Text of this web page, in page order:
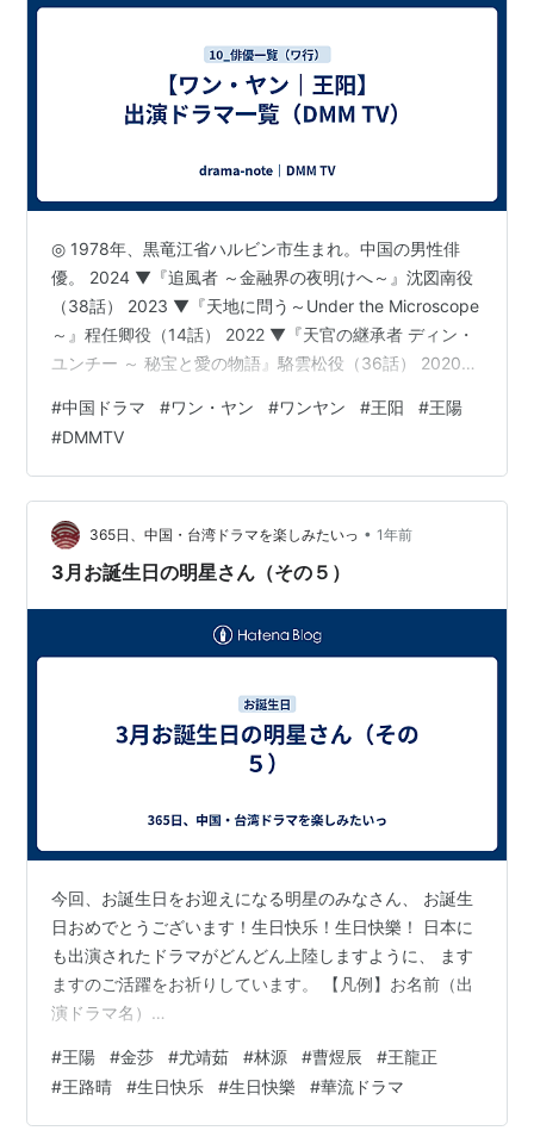
◎ 1978年、黒竜江省ハルビン市生まれ。中国の男性俳
優。 2024 ▼『追風者 ～金融界の夜明けへ～』沈図南役
（38話） 2023 ▼『天地に問う～Under the Microscope
～』程任卿役（14話） 2022 ▼『天官の継承者 ディン・
ユンチー ～ 秘宝と愛の物語』駱雲松役（36話） 2020
児、現る～』滕梓荆役（46話） （▼）の作品について
は、別ブログでレビューしています。公開年別記事一覧
はこちら
#中国ドラマ #ワン・ヤン #ワンヤン #王阳 #王陽
#DMMTV
365日、中国・台湾ドラマを楽しみたいっ • 1年前
3月お誕生日の明星さん（その５）
今回、お誕生日をお迎えになる明星のみなさん、 お誕生
日おめでとうございます！生日快乐！生日快樂！ 日本に
も出演されたドラマがどんどん上陸しますように、 ます
ますのご活躍をお祈りしています。 【凡例】お名前（出
演ドラマ名）
3/13 ・王陽さん （追風者～金融界の夜明けへ～、天地に
問う～Under the Microscope～、慶余年～麒麟児、現る
～、キミだけのヒーローになりたい、宮 パレス～時をか
#王陽 #金莎 #尤靖茹 #林源 #曹煜辰 #王龍正
#王路晴 #生日快乐 #生日快樂 #華流ドラマ